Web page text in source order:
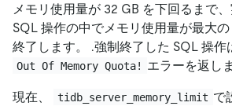
メモリ使用量が 32 GB を下回るまで
SQL 操作の中でメモリ使用量が最大
終了します。 .強制終了した SQL 操作
Out Of Memory Quota! エラーを返し
現在、 tidb_server_memory_limit で